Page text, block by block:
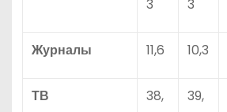
3 3
Журналы 11,6 10,3
ТВ
38,
39,